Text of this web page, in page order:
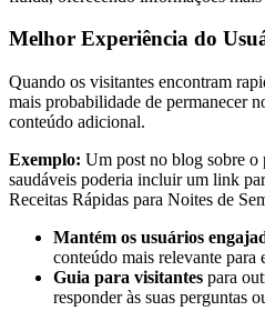
Melhor Experiência do
Quando os visitantes encontram
mais probabilidade de permanecer
conteúdo adicional.
Exemplo: Um post no blog sobre o
saudáveis poderia incluir um link
Receitas Rápidas para Noites de
Mantém os usuários
conteúdo mais relevante para
Guia para visitantes para
responder às suas perguntas